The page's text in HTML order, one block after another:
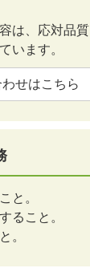
は、応対品質
います。
せはこちら
と。
ること。
。